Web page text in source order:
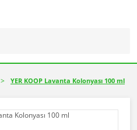
YER KOOP Lavanta Kolonyası 100 ml